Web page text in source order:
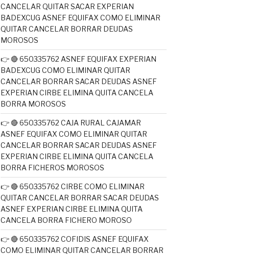
CANCELAR QUITAR SACAR EXPERIAN
BADEXCUG ASNEF EQUIFAX COMO ELIMINAR
QUITAR CANCELAR BORRAR DEUDAS
MOROSOS
👉 🔴 650335762 ASNEF EQUIFAX EXPERIAN
BADEXCUG COMO ELIMINAR QUITAR
CANCELAR BORRAR SACAR DEUDAS ASNEF
EXPERIAN CIRBE ELIMINA QUITA CANCELA
BORRA MOROSOS
👉 🔴 650335762 CAJA RURAL CAJAMAR
ASNEF EQUIFAX COMO ELIMINAR QUITAR
CANCELAR BORRAR SACAR DEUDAS ASNEF
EXPERIAN CIRBE ELIMINA QUITA CANCELA
BORRA FICHEROS MOROSOS
👉 🔴 650335762 CIRBE COMO ELIMINAR
QUITAR CANCELAR BORRAR SACAR DEUDAS
ASNEF EXPERIAN CIRBE ELIMINA QUITA
CANCELA BORRA FICHERO MOROSO
👉 🔴 650335762 COFIDIS ASNEF EQUIFAX
COMO ELIMINAR QUITAR CANCELAR BORRAR